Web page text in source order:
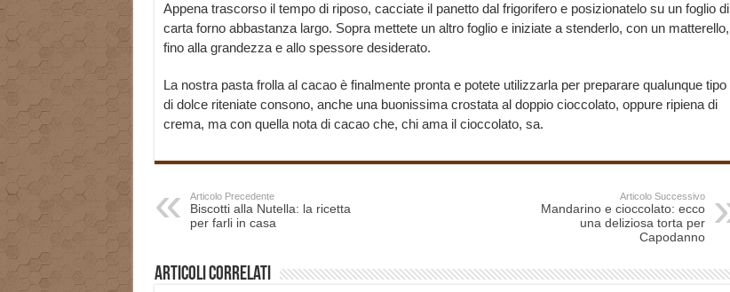
Appena trascorso il tempo di riposo, cacciate il panetto dal frigorifero e posizionatelo su un foglio di
carta forno abbastanza largo. Sopra mettete un altro foglio e iniziate a stenderlo, con un matterello,
fino alla grandezza e allo spessore desiderato.
La nostra pasta frolla al cacao è finalmente pronta e potete utilizzarla per preparare qualunque tipo
di dolce riteniate consono, anche una buonissima crostata al doppio cioccolato, oppure ripiena di
crema, ma con quella nota di cacao che, chi ama il cioccolato, sa.
Articolo Precedente
Biscotti alla Nutella: la ricetta
per farli in casa
Articolo Successivo
Mandarino e cioccolato: ecco
una deliziosa torta per
Capodanno
Articoli correlati